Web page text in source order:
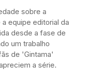
sobre a
equipe editorial da
desde a fase de
um trabalho
de 'Gintama'
a série.